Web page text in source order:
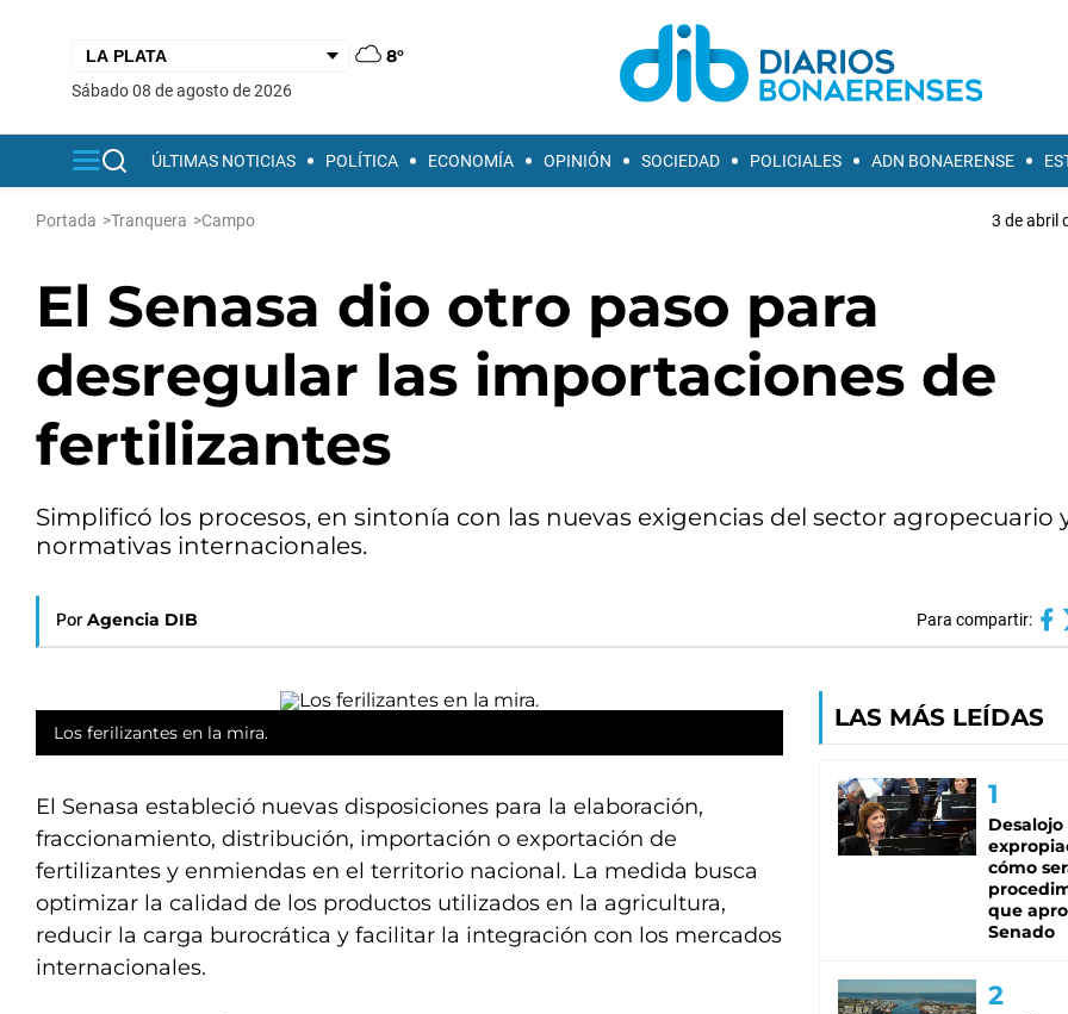
8°
sábado 08 de agosto de 2026
ÚLTIMAS NOTICIAS POLÍTICA ECONOMÍA OPINIÓN SOCIEDAD POLICIALES ADN BONAERENSE
Portada >Tranquera >Campo 3 de abril
El Senasa dio otro paso para
desregular las importaciones de
fertilizantes
Simplificó los procesos, en sintonía con las nuevas exigencias del sector agropecuario
normativas internacionales.
Por Agencia DIB Para compartir:
Los ferilizantes en la mira.
El Senasa estableció nuevas disposiciones para la elaboración,
fraccionamiento, distribución, importación o exportación de
fertilizantes y enmiendas en el territorio nacional. La medida busca
optimizar la calidad de los productos utilizados en la agricultura,
reducir la carga burocrática y facilitar la integración con los mercados
internacionales.
LAS MÁS LEÍDAS
cómo
que
Senado